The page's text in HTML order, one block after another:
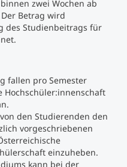
zwei Wochen ab
Betrag wird
des Studienbeitrags für
fallen pro Semester
Hochschüler:innenschaft
den Studierenden den
vorgeschriebenen
einzuheben.
kann bei der